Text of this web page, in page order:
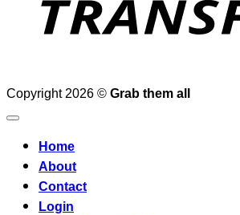
Copyright 2026 © Grab them all
Home
About
Contact
Login